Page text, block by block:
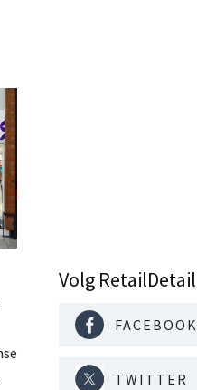
Volg RetailDetail
FACEBOOK
TWITTER